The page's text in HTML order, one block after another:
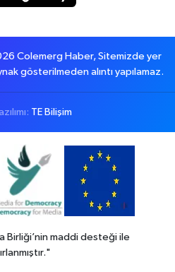
Colemerg Haber, Sitemizde yer
gösterilmeden alıntı yapılamaz.
TE Bilişim
Birliği’nin maddi desteği ile